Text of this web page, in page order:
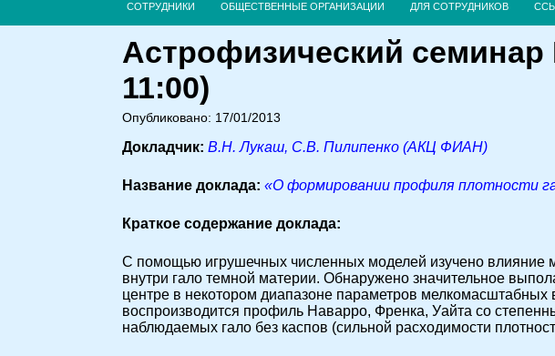
СОТРУДНИКИ ОБЩЕСТВЕННЫЕ ОРГАНИЗАЦИИ ДЛЯ СОТРУДНИКОВ
Астрофизический
11:00)
Опубликовано: 17/01/2013
Докладчик: В.Н. Лукаш, С.В. Пилипенко (АКЦ ФИАН)
Название доклада: «О формировании профиля плотности
Краткое содержание доклада:
С помощью игрушечных численных моделей изучено влияние
внутри гало темной материи. Обнаружено значительное
центре в некотором диапазоне параметров
воспроизводится профиль Наварро, Френка, Уайта со
наблюдаемых гало без каспов (сильной расходимости